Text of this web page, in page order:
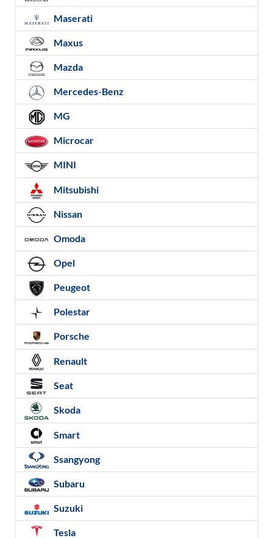
Maserati
Maxus
Mazda
Mercedes-Benz
MG
Microcar
MINI
Mitsubishi
Nissan
Omoda
Opel
Peugeot
Polestar
Porsche
Renault
Seat
Skoda
Smart
Ssangyong
Subaru
Suzuki
Tesla